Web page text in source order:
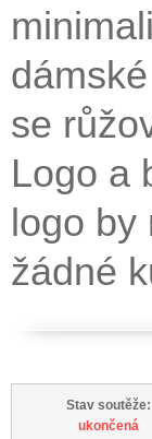
se
Logo a
logo by
žádné
Stav soutěže:
ukončená